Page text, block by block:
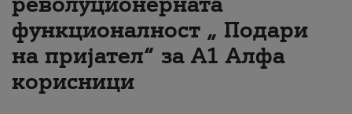
За нас
#ПодобарОнлајн
функционалност „ Подари
на пријател“ за А1 Алфа
корисници